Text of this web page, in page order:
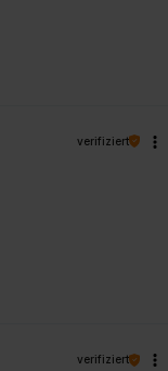
verifiziert
verifiziert